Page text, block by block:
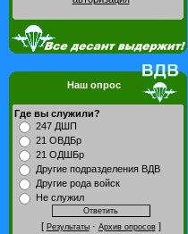
Наш опрос
Где вы служили?
247 ДШП
21 ОВДБр
21 ОДШБр
Другие подразделения ВДВ
Другие рода войск
Не служил
[ Результаты· Архив опросов]